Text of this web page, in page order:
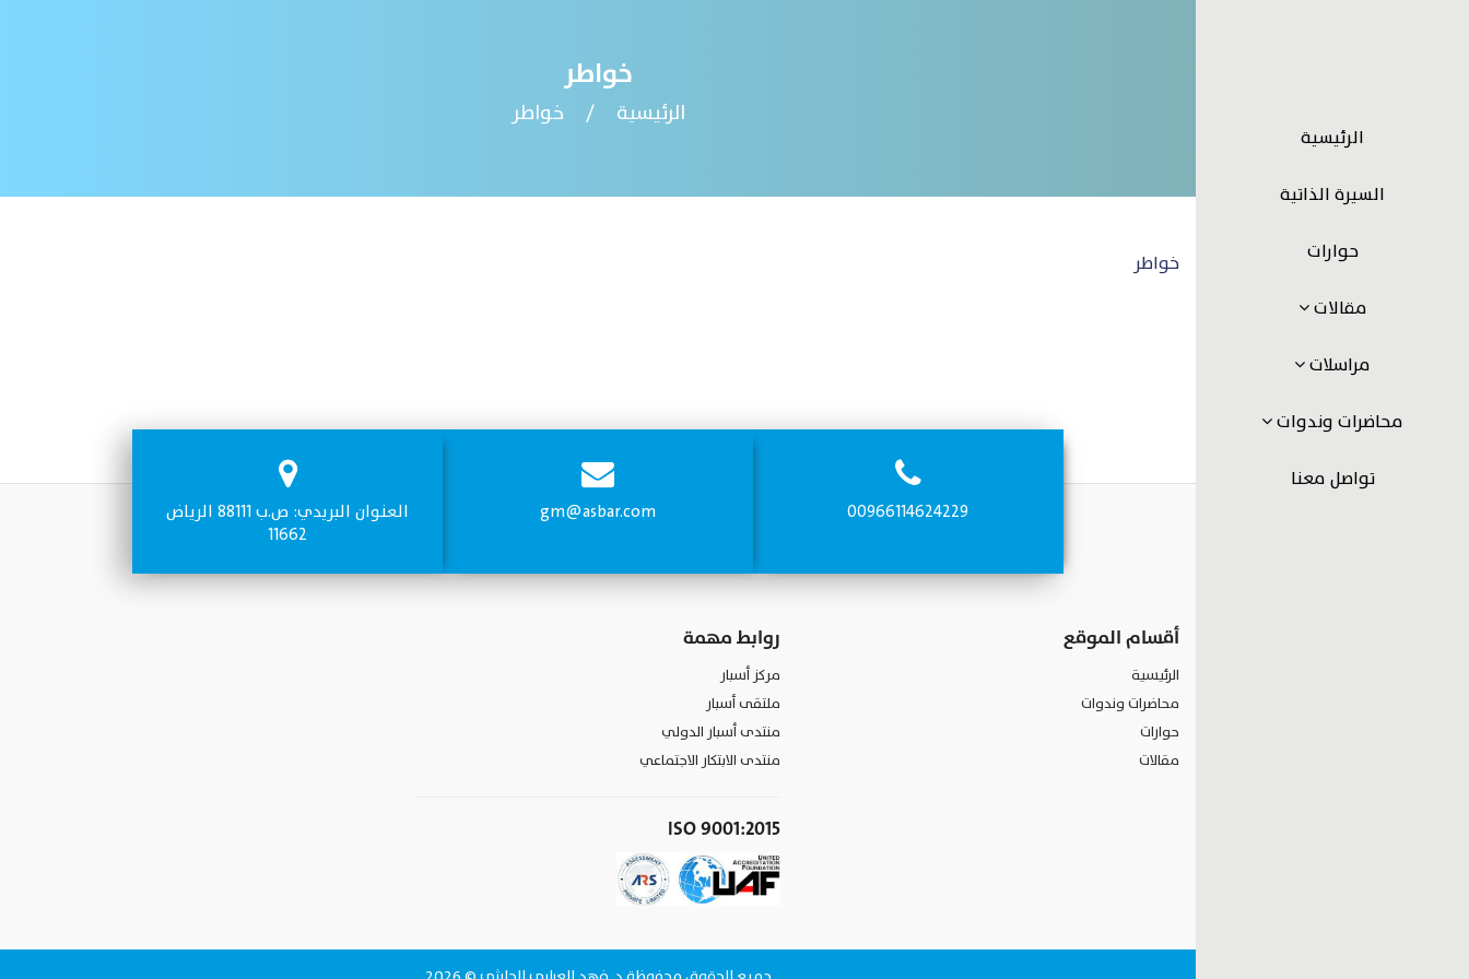
الرئيسية
السيرة الذاتية
حوارات
مقالات
مراسلات
محاضرات وندوات
تواصل معنا
خواطر
الرئيسية / خواطر
خواطر
00966114624229
gm@asbar.com
العنـوان البريدي: ص.ب 88111 الرياض
11662
أقسام الموقع
الرئيسية
محاضرات وندوات
حوارات
مقالات
روابط مهمة
مركز أسبار
ملتقى أسبار
منتدى أسبار الدولي
منتدى الابتكار الاجتماعي
ISO 9001:2015